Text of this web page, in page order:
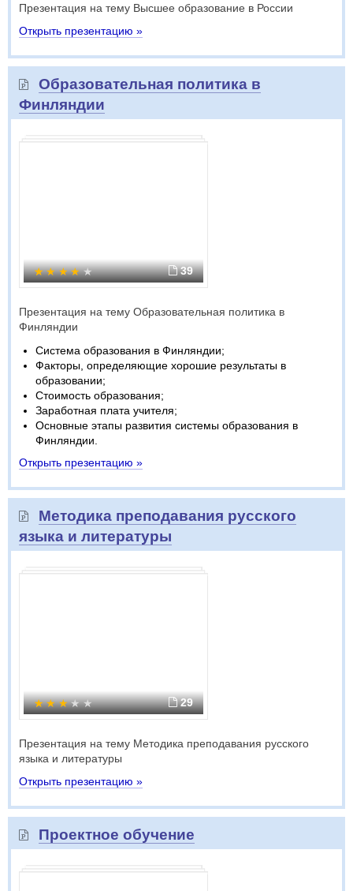
Презентация на тему Высшее образование в России
Открыть презентацию »
Образовательная политика в
Финляндии
39
Презентация на тему Образовательная политика в
Финляндии
Система образования в Финляндии;
Факторы, определяющие хорошие результаты в
образовании;
Стоимость образования;
Заработная плата учителя;
Основные этапы развития системы образования в
Финляндии.
Открыть презентацию »
Методика преподавания русского
языка и литературы
29
Презентация на тему Методика преподавания русского
языка и литературы
Открыть презентацию »
Проектное обучение